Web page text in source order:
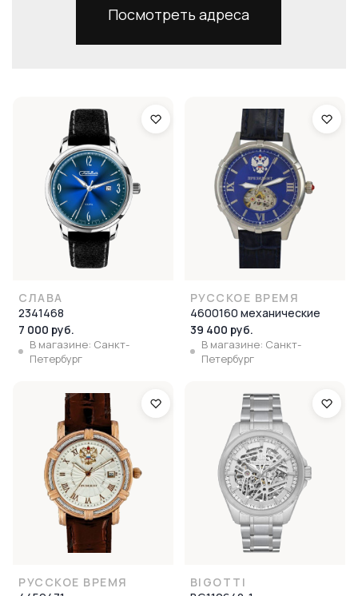
Посмотреть адреса
СЛАВА
2341468
7 000 руб.
В магазине: Санкт-
Петербург
РУССКОЕ ВРЕМЯ
4600160 механические
39 400 руб.
В магазине: Санкт-
Петербург
РУССКОЕ ВРЕМЯ
BIGOTTI